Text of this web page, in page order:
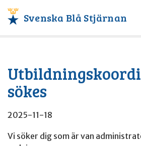
Svenska Blå Stjärnan
sökes
2025-11-18
Vi söker dig som är van